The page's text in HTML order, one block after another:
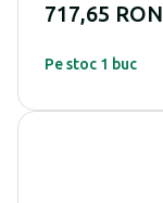
717,65 RON
Pe stoc 1 buc